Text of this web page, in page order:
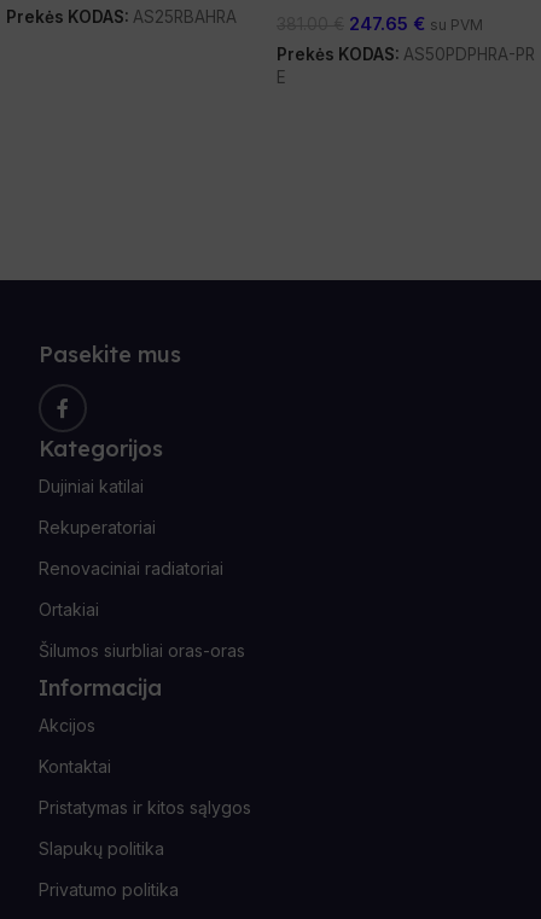
Prekės KODAS: AS25RBAHRA 247.65 € su PVM
Prekės KODAS: AS50PDPHRA-PR
E
Pasekite mus
Kategorijos
Dujiniai katilai
Rekuperatoriai
Renovaciniai radiatoriai
Ortakiai
Šilumos siurbliai oras-oras
Informacija
Akcijos
Kontaktai
Pristatymas ir kitos sąlygos
Slapukų politika
Privatumo politika